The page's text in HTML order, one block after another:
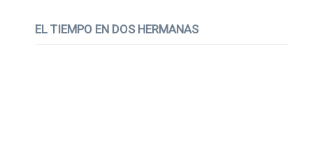
EL TIEMPO EN DOS HERMANAS